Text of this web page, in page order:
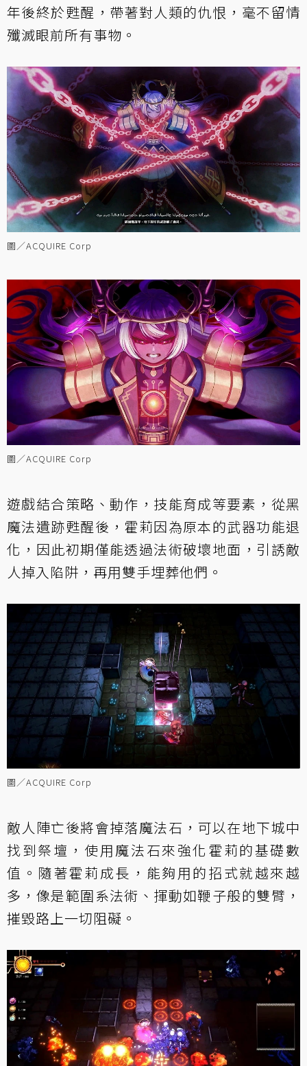
年後終於甦醒，帶著對人類的仇恨，毫不留情
殲滅眼前所有事物。
圖／ACQUIRE Corp
圖／ACQUIRE Corp
遊戲結合策略、動作，技能育成等要素，從黑
魔法遺跡甦醒後，霍莉因為原本的武器功能退
化，因此初期僅能透過法術破壞地面，引誘敵
人掉入陷阱，再用雙手埋葬他們。
圖／ACQUIRE Corp
敵人陣亡後將會掉落魔法石，可以在地下城中
找到祭壇，使用魔法石來強化霍莉的基礎數
值。隨著霍莉成長，能夠用的招式就越來越
多，像是範圍系法術、揮動如鞭子般的雙臂，
摧毀路上一切阻礙。